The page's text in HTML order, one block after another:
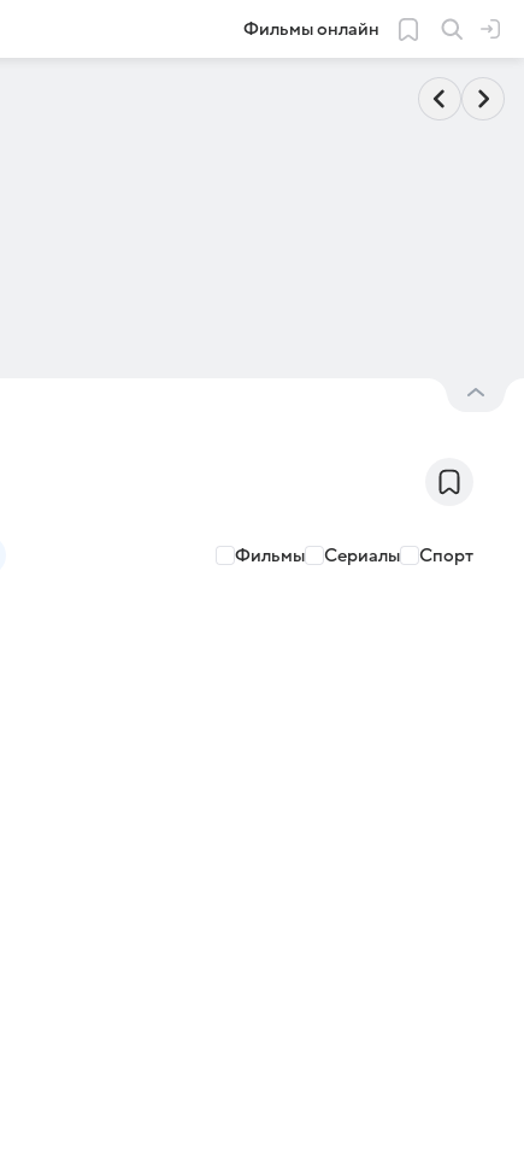
Фильмы онлайн
Фильмы Сериалы Спорт